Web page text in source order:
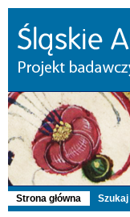
Strona główna Szukaj